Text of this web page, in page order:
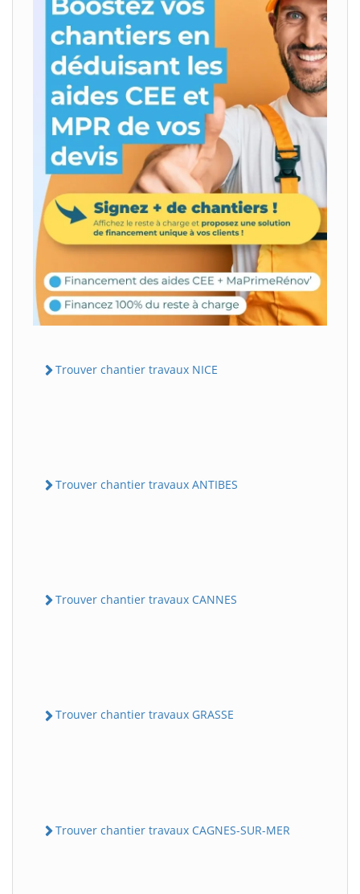
Trouver chantier travaux NICE
Trouver chantier travaux ANTIBES
Trouver chantier travaux CANNES
Trouver chantier travaux GRASSE
Trouver chantier travaux CAGNES-SUR-MER